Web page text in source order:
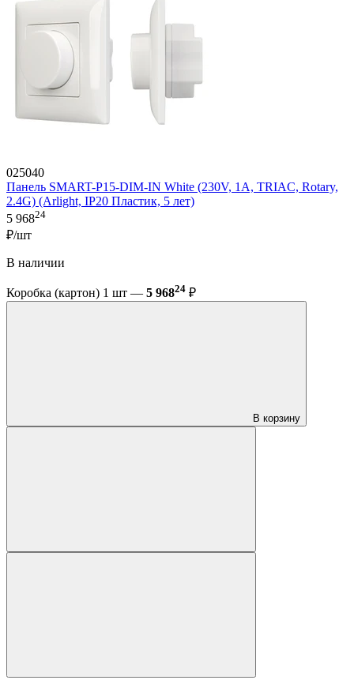
025040
Панель SMART-P15-DIM-IN White (230V, 1A, TRIAC, Rotary,
2.4G) (Arlight, IP20 Пластик, 5 лет)
5 96824
₽/шт
В наличии
Коробка (картон) 1 шт — 5 96824 ₽
В корзину